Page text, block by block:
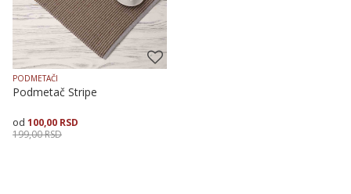
PODMETAČI
Podmetač Stripe
100,00 RSD
199,00RSD